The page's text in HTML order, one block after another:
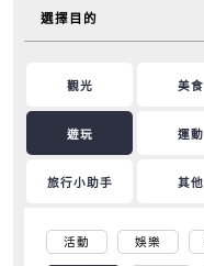
選擇目的
觀光 美食
遊玩 運動
旅行小助手 其他
活動 娛樂